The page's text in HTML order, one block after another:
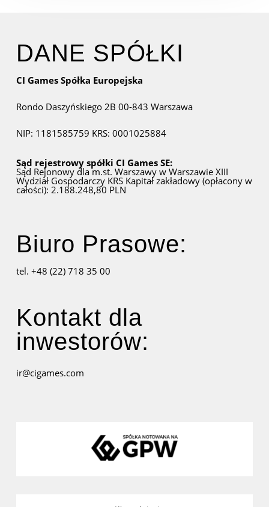
DANE SPÓŁKI
CI Games Spółka Europejska
Rondo Daszyńskiego 2B 00-843 Warszawa
NIP: 1181585759 KRS: 0001025884
Sąd rejestrowy spółki CI Games SE:
Sąd Rejonowy dla m.st. Warszawy w WarszawieXIII
Wydział Gospodarczy KRSKapitał zakładowy (opłacony w
całości): 2.188.248,80 PLN
Biuro Prasowe:
tel. +48 (22) 718 35 00
Kontakt dla
inwestorów:
ir@cigames.com